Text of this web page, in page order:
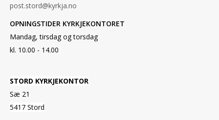
post.stord@kyrkja.no
OPNINGSTIDER KYRKJEKONTORET
Mandag, tirsdag og torsdag
kl. 10.00 - 14.00
STORD KYRKJEKONTOR
Sæ 21
5417 Stord